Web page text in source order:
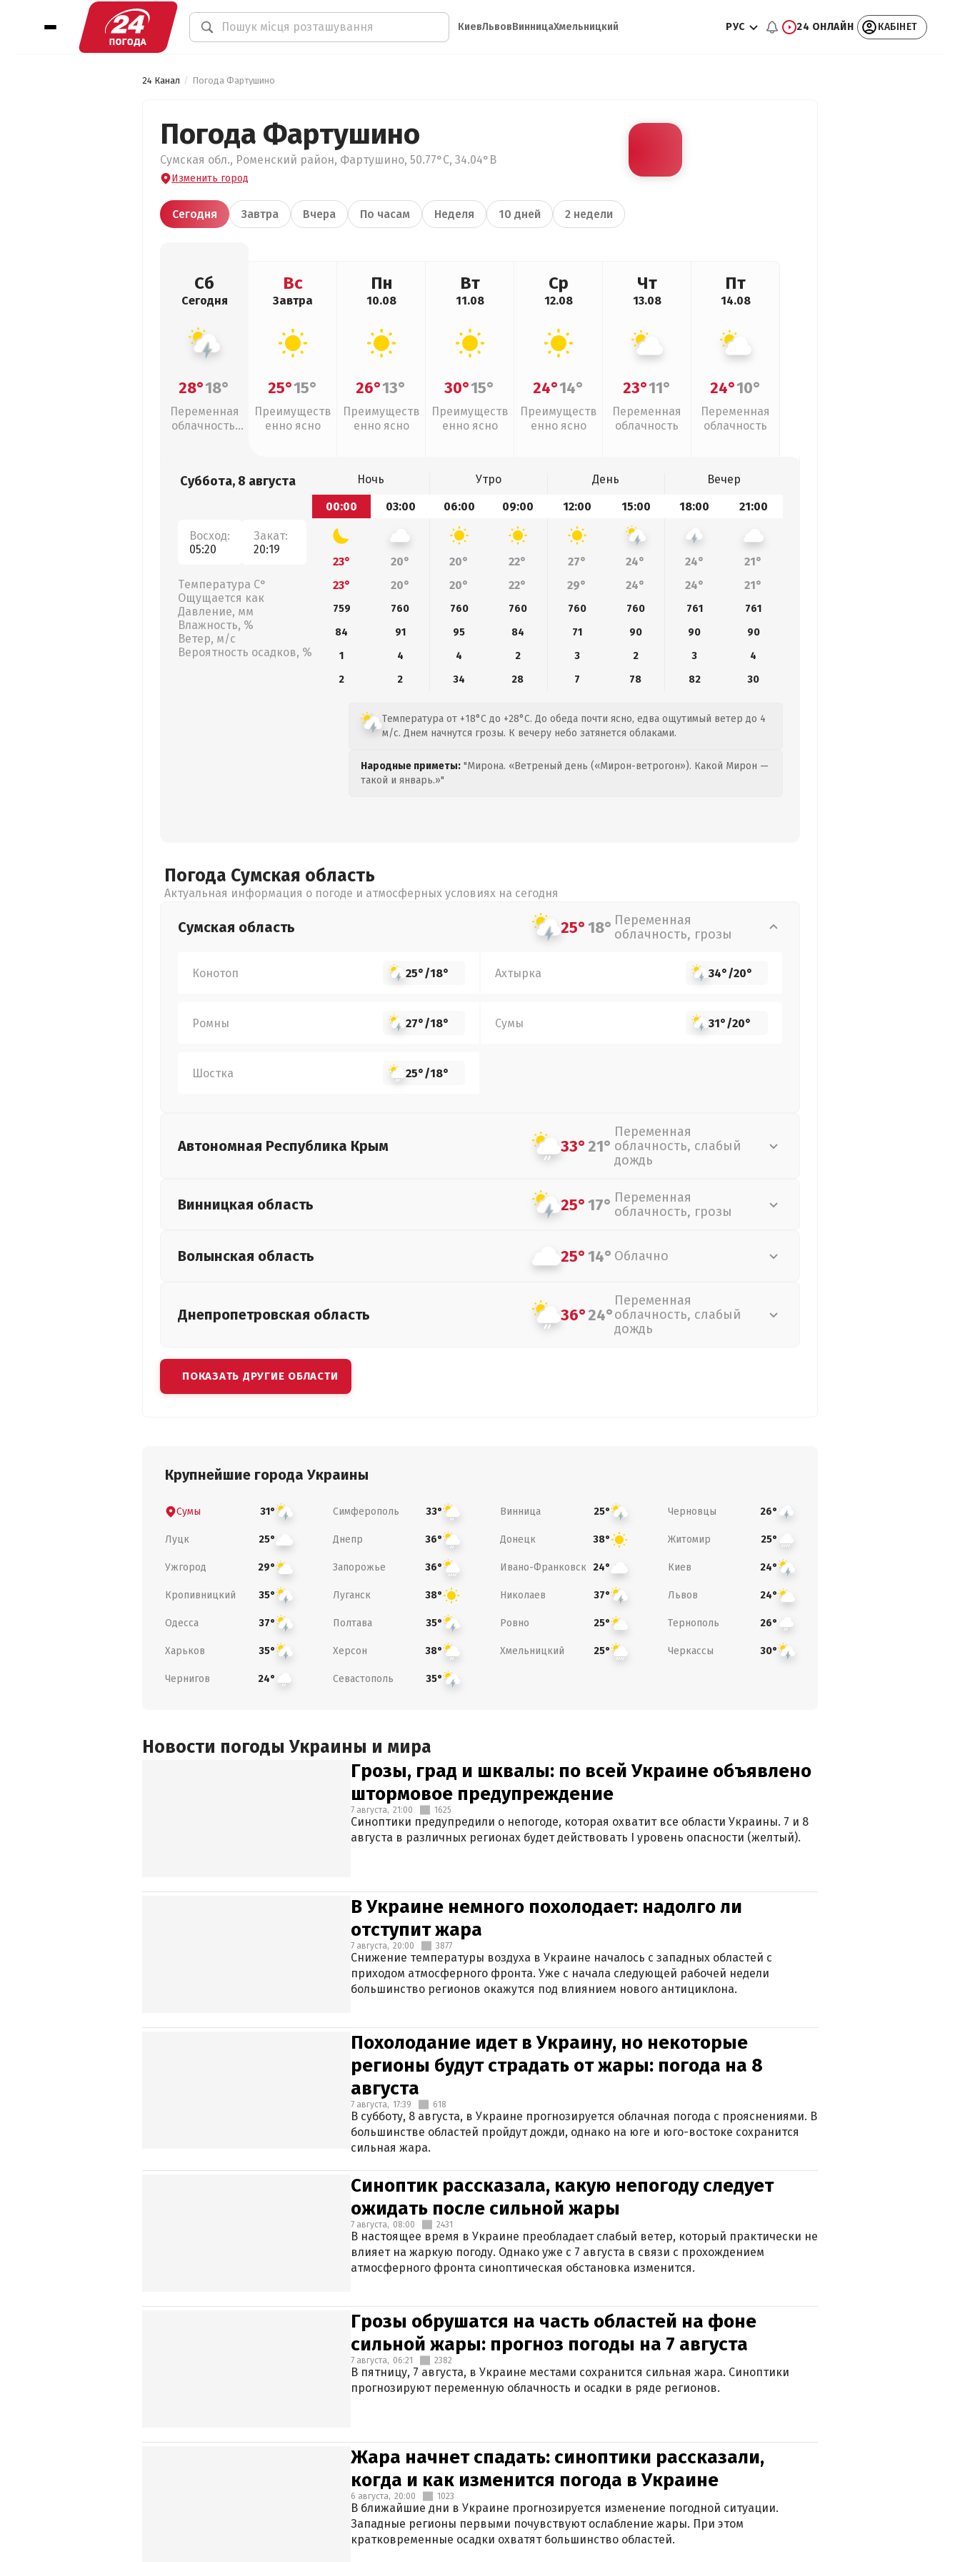
КиевЛьвовВинницаХмельницкий РУС 24 ОНЛАЙН КАБІНЕТ
24 Канал Погода Фартушино
Погода Фартушино
Сумская обл., Роменский район, Фартушино, 50.77°С, 34.04°В
Изменить город
Сегодня Завтра Вчера По часам Неделя 10 дней 2 недели
Сб
Сегодня
28°18°
Переменная
облачность,
Вс
Завтра
25°15°
Преимуществ
енно ясно
Пн
10.08
26°13°
Преимуществ
енно ясно
Вт
11.08
30°15°
Преимуществ
енно ясно
Ср
12.08
24°14°
Преимуществ
енно ясно
Чт
13.08
23°11°
Переменная
облачность
Пт
14.08
24°10°
Переменная
облачность
Суббота, 8 августа
Восход:
05:20
Закат:
20:19
Температура С°
Ощущается как
Давление, мм
Влажность, %
Ветер, м/с
Вероятность осадков, %
Ночь Утро День
Вечер
00:00
03:00 06:00 09:00 12:00 15:00 18:00 21:00
23° 20° 20° 22° 27° 24° 24°
21°
23°
20° 20° 22° 29° 24° 24° 21°
759 760 760 760 760 760 761
761
84
91 95 84 71 90 90
90
1
4 4 2 3 2 3
4
2
2 34 28 7 78 82 30
Температура от +18°C до +28°C. До обеда почти ясно, едва ощутимый ветер до 4
м/с. Днем начнутся грозы. К вечеру небо затянется облаками.
Народные приметы: "Мирона. «Ветреный день («Мирон-ветрогон»). Какой Мирон —
такой и январь.»"
Погода Сумская область
Актуальная информация о погоде и атмосферных условиях на сегодня
Сумская область 25°18° Переменная
облачность, грозы
Конотоп 25°/18° Ахтырка 34°/20°
Ромны 27°/18° Сумы 31°/20°
Шостка 25°/18°
Автономная Республика Крым 33°21°
Переменная
облачность, слабый
дождь
Винницкая область 25°17° Переменная
облачность, грозы
Волынская область 25°14° Облачно
Днепропетровская область 36°24°
Переменная
облачность, слабый
дождь
ПОКАЗАТЬ ДРУГИЕ ОБЛАСТИ
Крупнейшие города Украины
Сумы 31° Симферополь 33° Винница 25° Черновцы 26°
Луцк 25° Днепр 36° Донецк 38° Житомир 25°
Ужгород 29° Запорожье 36° Ивано-Франковск 24° Киев 24°
Кропивницкий 35° Луганск 38° Николаев 37° Львов 24°
Одесса 37° Полтава 35° Ровно 25° Тернополь 26°
Харьков 35° Херсон 38° Хмельницкий 25° Черкассы 30°
Чернигов 24° Севастополь 35°
Новости погоды Украины и мира
Грозы, град и шквалы: по всей Украине объявлено
штормовое предупреждение
7 августа, 21:00 1625
Синоптики предупредили о непогоде, которая охватит все области Украины. 7 и 8
августа в различных регионах будет действовать I уровень опасности (желтый).
В Украине немного похолодает: надолго ли
отступит жара
7 августа, 20:00 3877
Снижение температуры воздуха в Украине началось с западных областей с
приходом атмосферного фронта. Уже с начала следующей рабочей недели
большинство регионов окажутся под влиянием нового антициклона.
Похолодание идет в Украину, но некоторые
регионы будут страдать от жары: погода на 8
августа
7 августа, 17:39 618
В субботу, 8 августа, в Украине прогнозируется облачная погода с прояснениями. В
большинстве областей пройдут дожди, однако на юге и юго-востоке сохранится
сильная жара.
Синоптик рассказала, какую непогоду следует
ожидать после сильной жары
7 августа, 08:00 2431
В настоящее время в Украине преобладает слабый ветер, который практически не
влияет на жаркую погоду. Однако уже с 7 августа в связи с прохождением
атмосферного фронта синоптическая обстановка изменится.
Грозы обрушатся на часть областей на фоне
сильной жары: прогноз погоды на 7 августа
7 августа, 06:21 2382
В пятницу, 7 августа, в Украине местами сохранится сильная жара. Синоптики
прогнозируют переменную облачность и осадки в ряде регионов.
Жара начнет спадать: синоптики рассказали,
когда и как изменится погода в Украине
6 августа, 20:00 1023
В ближайшие дни в Украине прогнозируется изменение погодной ситуации.
Западные регионы первыми почувствуют ослабление жары. При этом
кратковременные осадки охватят большинство областей.